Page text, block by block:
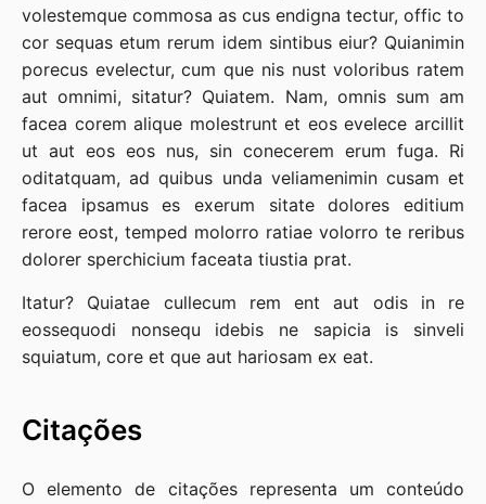
volestemque commosa as cus endigna tectur, offic to
cor sequas etum rerum idem sintibus eiur? Quianimin
porecus evelectur, cum que nis nust voloribus ratem
aut omnimi, sitatur? Quiatem. Nam, omnis sum am
facea corem alique molestrunt et eos evelece arcillit
ut aut eos eos nus, sin conecerem erum fuga. Ri
oditatquam, ad quibus unda veliamenimin cusam et
facea ipsamus es exerum sitate dolores editium
rerore eost, temped molorro ratiae volorro te reribus
dolorer sperchicium faceata tiustia prat.
Itatur? Quiatae cullecum rem ent aut odis in re
eossequodi nonsequ idebis ne sapicia is sinveli
squiatum, core et que aut hariosam ex eat.
Citações
O elemento de citações representa um conteúdo